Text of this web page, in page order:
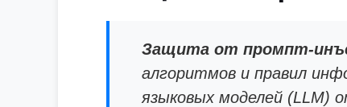
Защита от промпт-
алгоритмов и правил
языковых моделей (LLM)